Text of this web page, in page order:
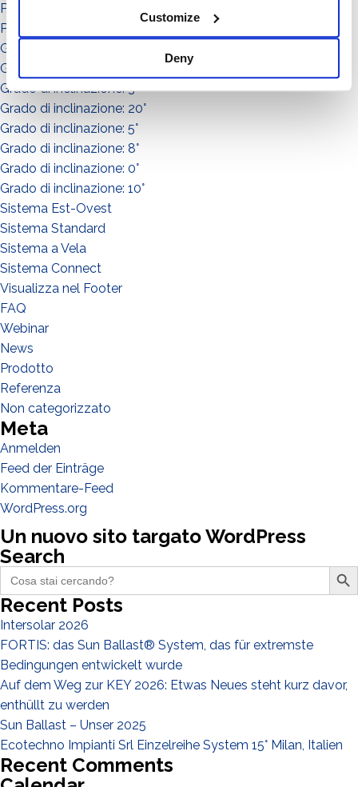
Customize
Deny
Potenza: da 0 a 50
Potenza: da 51 a 150
Grado di inclinazione: 30°
Grado di inclinazione: 15°
Grado di inclinazione: 3°
Grado di inclinazione: 20°
Grado di inclinazione: 5°
Grado di inclinazione: 8°
Grado di inclinazione: 0°
Grado di inclinazione: 10°
Sistema Est-Ovest
Sistema Standard
Sistema a Vela
Sistema Connect
Visualizza nel Footer
FAQ
Webinar
News
Prodotto
Referenza
Non categorizzato
Meta
Anmelden
Feed der Einträge
Kommentare-Feed
WordPress.org
Un nuovo sito targato WordPress
Search
Search
for:
Search Button
Recent Posts
Intersolar 2026
FORTIS: das Sun Ballast® System, das für extremste
Bedingungen entwickelt wurde
Auf dem Weg zur KEY 2026: Etwas Neues steht kurz davor,
enthüllt zu werden
Sun Ballast – Unser 2025
Ecotechno Impianti Srl Einzelreihe System 15° Milan, Italien
Recent Comments